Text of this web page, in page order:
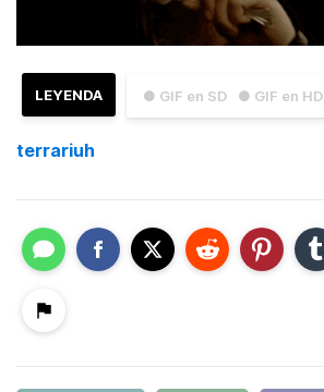
● GIF en SD ● GIF en HD
LEYENDA
terrariuh